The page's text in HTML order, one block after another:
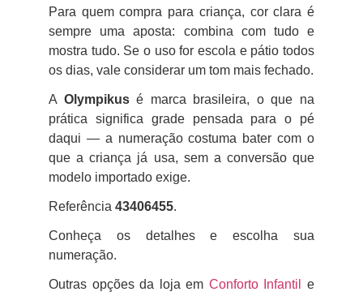
Para quem compra para criança, cor clara é
sempre uma aposta: combina com tudo e
mostra tudo. Se o uso for escola e pátio todos
os dias, vale considerar um tom mais fechado.
A Olympikusé marca brasileira, o que na
prática significa grade pensada para o pé
daqui — a numeração costuma bater com o
que a criança já usa, sem a conversão que
modelo importado exige.
Referência 43406455.
Conheça os detalhes e escolha sua
numeração.
Outras opções da loja em Conforto Infantil
e